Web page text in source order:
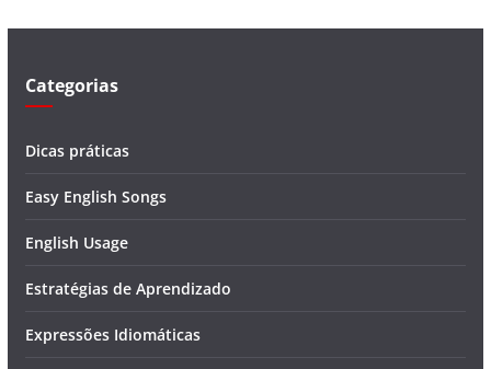
Categorias
Dicas práticas
Easy English Songs
English Usage
Estratégias de Aprendizado
Expressões Idiomáticas